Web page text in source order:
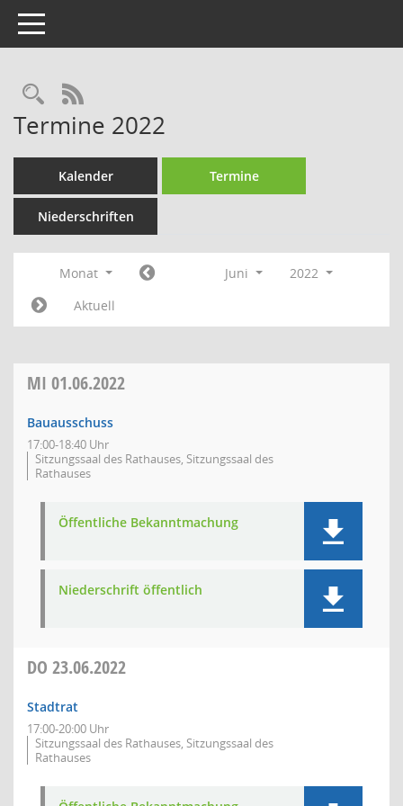
Toggle navigation
Rechercheauswahl
RSS-Feed
Termine 2022
Kalender Termine
Niederschriften
Monat Juni
2022
Aktuell
MI 01.06.2022
Bauausschuss
17:00-18:40 Uhr
Sitzungssaal des Rathauses, Sitzungssaal des
Rathauses
Öffentliche Bekanntmachung
Niederschrift öffentlich
DO 23.06.2022
Stadtrat
17:00-20:00 Uhr
Sitzungssaal des Rathauses, Sitzungssaal des
Rathauses